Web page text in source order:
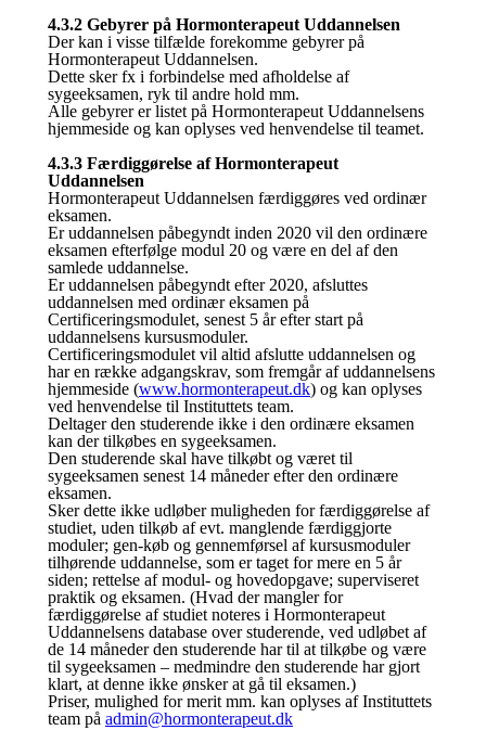
4.3.2 Gebyrer på Hormonterapeut Uddannelsen
Der kan i visse tilfælde forekomme gebyrer på
Hormonterapeut Uddannelsen.
Dette sker fx i forbindelse med afholdelse af
sygeeksamen, ryk til andre hold mm.
Alle gebyrer er listet på Hormonterapeut Uddannelsens
hjemmeside og kan oplyses ved henvendelse til teamet.
4.3.3 Færdiggørelse af Hormonterapeut
Uddannelsen
Hormonterapeut Uddannelsen færdiggøres ved ordinær
eksamen.
Er uddannelsen påbegyndt inden 2020 vil den ordinære
eksamen efterfølge modul 20 og være en del af den
samlede uddannelse.
Er uddannelsen påbegyndt efter 2020, afsluttes
uddannelsen med ordinær eksamen på
Certificeringsmodulet, senest 5 år efter start på
uddannelsens kursusmoduler.
Certificeringsmodulet vil altid afslutte uddannelsen og
har en række adgangskrav, som fremgår af uddannelsens
hjemmeside (www.hormonterapeut.dk) og kan oplyses
ved henvendelse til Instituttets team.
Deltager den studerende ikke i den ordinære eksamen
kan der tilkøbes en sygeeksamen.
Den studerende skal have tilkøbt og været til
sygeeksamen senest 14 måneder efter den ordinære
eksamen.
Sker dette ikke udløber muligheden for færdiggørelse af
studiet, uden tilkøb af evt. manglende færdiggjorte
moduler; gen-køb og gennemførsel af kursusmoduler
tilhørende uddannelse, som er taget for mere en 5 år
siden; rettelse af modul- og hovedopgave; superviseret
praktik og eksamen. (Hvad der mangler for
færdiggørelse af studiet noteres i Hormonterapeut
Uddannelsens database over studerende, ved udløbet af
de 14 måneder den studerende har til at tilkøbe og være
til sygeeksamen – medmindre den studerende har gjort
klart, at denne ikke ønsker at gå til eksamen.)
Priser, mulighed for merit mm. kan oplyses af Instituttets
team på admin@hormonterapeut.dk